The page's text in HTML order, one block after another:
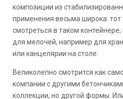
композиции из
применения весьма широка: тот
смотреться в таком
для мелочей, например для
или канцелярии на столе.
Великолепно смотрится как
компании с другими
коллекции, но другой формы.